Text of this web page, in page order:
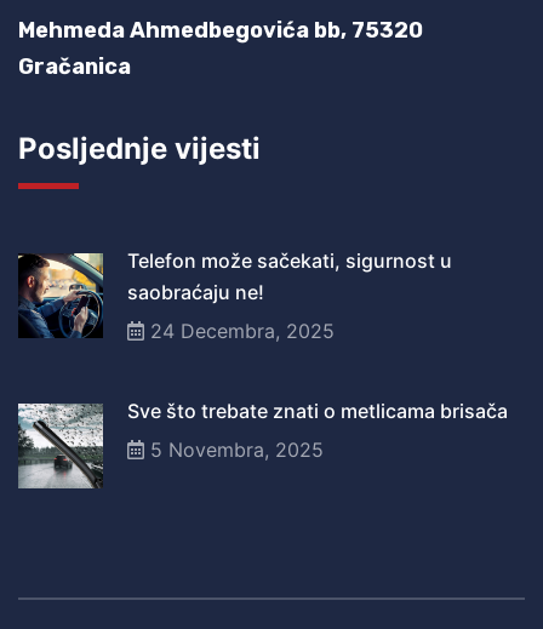
Mehmeda Ahmedbegovića bb, 75320
Gračanica
Posljednje vijesti
Telefon može sačekati, sigurnost u
saobraćaju ne!
24 Decembra, 2025
Sve što trebate znati o metlicama brisača
5 Novembra, 2025